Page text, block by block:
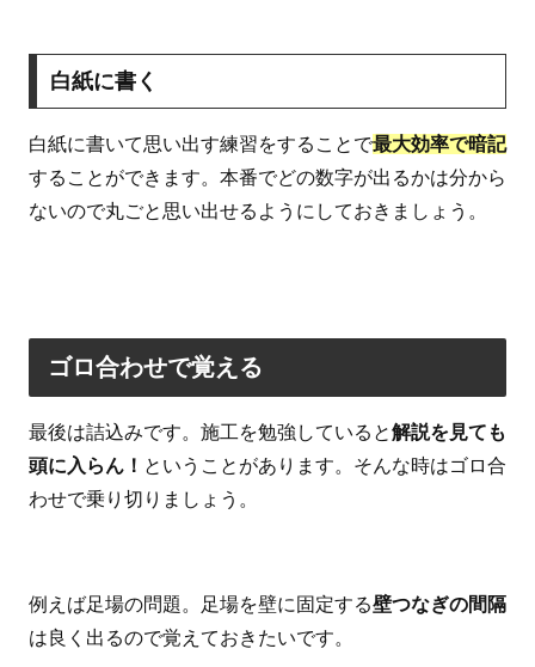
白紙に書く
白紙に書いて思い出す練習をすることで最大効率で暗記
することができます。本番でどの数字が出るかは分から
ないので丸ごと思い出せるようにしておきましょう。
ゴロ合わせで覚える
最後は詰込みです。施工を勉強していると解説を見ても
頭に入らん！ ということがあります。そんな時はゴロ合
わせで乗り切りましょう。
例えば足場の問題。足場を壁に固定する壁つなぎの間隔
は良く出るので覚えておきたいです。